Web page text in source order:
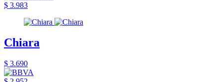
$ 3.983
Chiara
$ 3.690